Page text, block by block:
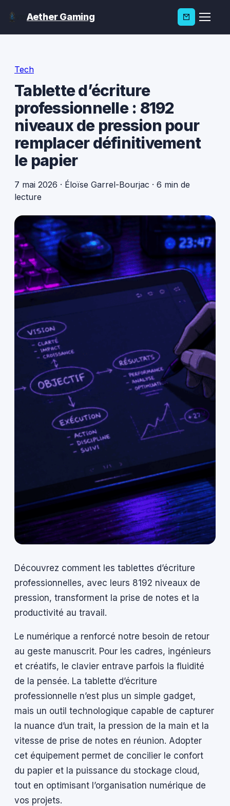
Aether Gaming
Tech
Tablette d’écriture
professionnelle : 8192
niveaux de pression pour
remplacer définitivement
le papier
7 mai 2026 · Éloïse Garrel-Bourjac · 6 min de
lecture
Découvrez comment les tablettes d’écriture
professionnelles, avec leurs 8192 niveaux de
pression, transforment la prise de notes et la
productivité au travail.
Le numérique a renforcé notre besoin de retour
au geste manuscrit. Pour les cadres, ingénieurs
et créatifs, le clavier entrave parfois la fluidité
de la pensée. La tablette d’écriture
professionnelle n’est plus un simple gadget,
mais un outil technologique capable de capturer
la nuance d’un trait, la pression de la main et la
vitesse de prise de notes en réunion. Adopter
cet équipement permet de concilier le confort
du papier et la puissance du stockage cloud,
tout en optimisant l’organisation numérique de
vos projets.